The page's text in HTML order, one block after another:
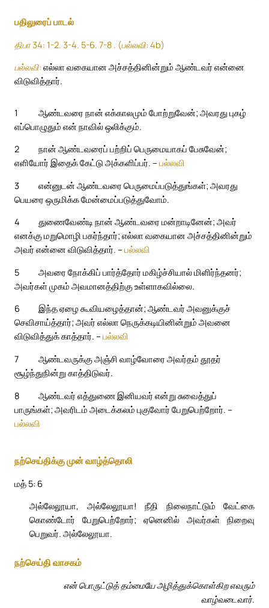
பதிலுரைப் பாடல்
திபா 34: 1-2. 3-4. 5-6. 7-8 . (பல்லவி: 4b)
பல்லவி: எல்லா வகையான அச்சத்தினின்றும் ஆண்டவர் என்னை
விடுவித்தார்.
1
ஆண்டவரை நான் எக்காலமும் போற்றுவேன்; அவரது புகழ்
எப்பொழுதும் என் நாவில் ஒலிக்கும்.
2
நான் ஆண்டவரைப் பற்றிப் பெருமையாகப் பேசுவேன்;
எளியோர் இதைக் கேட்டு அக்களிப்பர். – பல்லவி
3
என்னுடன் ஆண்டவரை பெருமைப்படுத்துங்கள்; அவரது
பெயரை ஒருமிக்க மேன்மைப்படுத்துவோம்.
4
துணைவேண்டி நான் ஆண்டவரை மன்றாடினேன்; அவர்
எனக்கு மறுமொழி பகர்ந்தார்; எல்லா வகையான அச்சத்தினின்றும்
அவர் என்னை விடுவித்தார். – பல்லவி
5
அவரை நோக்கிப் பார்த்தோர் மகிழ்ச்சியால் மிளிர்ந்தனர்;
அவர்கள் முகம் அவமானத்திற்கு உள்ளாகவில்லை.
6
இந்த ஏழை கூவியழைத்தான்; ஆண்டவர் அவனுக்குச்
செவிசாய்த்தார்; அவர் எல்லா நெருக்கடியினின்றும் அவனை
விடுவித்துக் காத்தார். – பல்லவி
7
ஆண்டவருக்கு அஞ்சி வாழ்வோரை அவர்தம் தூதர்
சூழ்ந்துநின்று காத்திடுவர்.
8
ஆண்டவர் எத்துணை இனியவர் என்று சுவைத்துப்
பாருங்கள்; அவரிடம் அடைக்கலம் புகுவோர் பேறுபெற்றோர். –
பல்லவி
நற்செய்திக்கு முன் வாழ்த்தொலி
மத் 5: 6
அல்லேலூயா, அல்லேலூயா! நீதி நிலைநாட்டும் வேட்கை
கொண்டோர் பேறுபெற்றோர்; ஏனெனில் அவர்கள் நிறைவு
பெறுவர். அல்லேலூயா.
நற்செய்தி வாசகம்
என் பொருட்டுத் தம்மையே அழித்துக்கொள்கிற எவரும்
வாழ்வடைவார்.